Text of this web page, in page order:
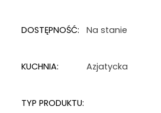
DOSTĘPNOŚĆ: Na stanie
KUCHNIA: Azjatycka
TYP PRODUKTU: